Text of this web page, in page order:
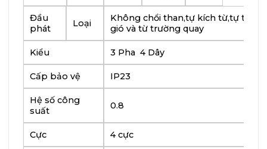
Đầu
phát
Loại
Không chổi than,tự kích từ,tự
gió và từ trường quay
Kiểu 3 Pha 4 Dây
Cấp bảo vệ IP23
Hệ số công
suất
0.8
Cực 4 cực